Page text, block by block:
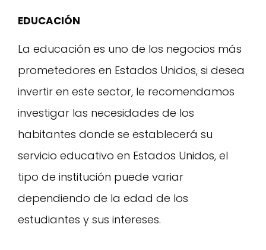
EDUCACIÓN
La educación es uno de los negocios más
prometedores en Estados Unidos, si desea
invertir en este sector, le recomendamos
investigar las necesidades de los
habitantes donde se establecerá su
servicio educativo en Estados Unidos, el
tipo de institución puede variar
dependiendo de la edad de los
estudiantes y sus intereses.